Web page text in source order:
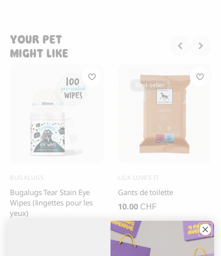
YOUR PET
MIGHT LIKE
BUGALUGS
Bugalugs Tear Stain Eye
Wipes (lingettes pour les
yeux)
LILA LOVES IT
Gants de toilette
10.00 CHF
Best-seller